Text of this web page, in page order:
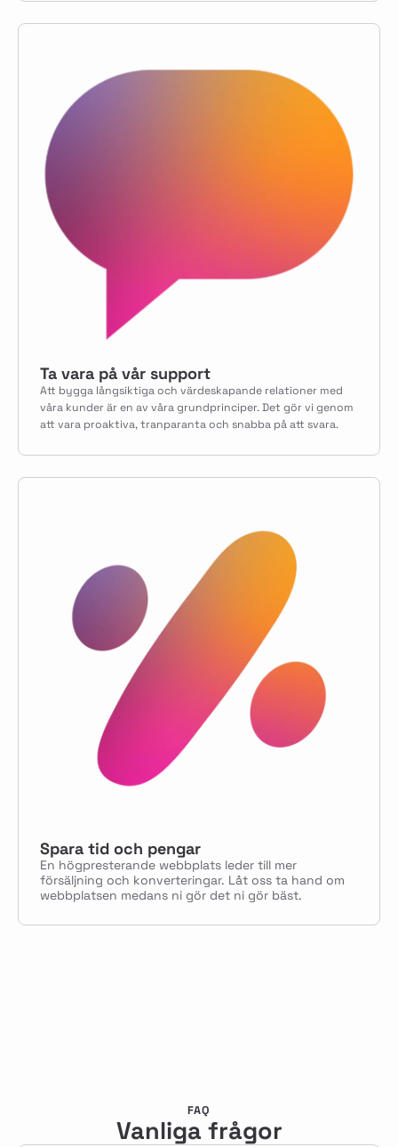
Ta vara på vår support
Att bygga långsiktiga och värdeskapande relationer med
våra kunder är en av våra grundprinciper. Det gör vi genom
att vara proaktiva, tranparanta och snabba på att svara.
Spara tid och pengar
En högpresterande webbplats leder till mer
försäljning och konverteringar. Låt oss ta hand om
webbplatsen medans ni gör det ni gör bäst.
FAQ
Vanliga frågor